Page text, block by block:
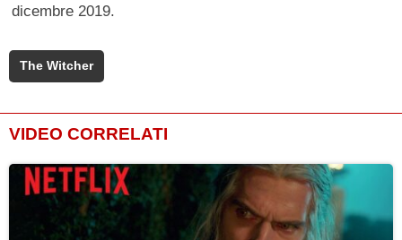
dicembre 2019.
The Witcher
VIDEO CORRELATI